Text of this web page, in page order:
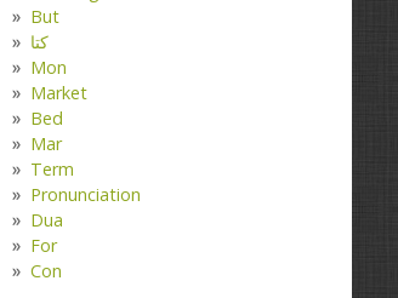
But
کتا
Mon
Market
Bed
Mar
Term
Pronunciation
Dua
For
Con